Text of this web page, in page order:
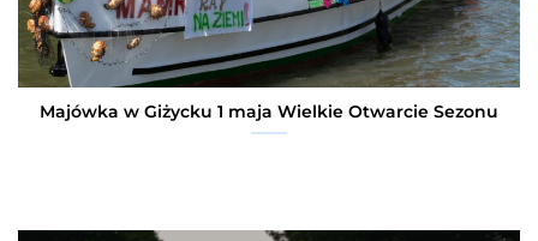
Majówka w Giżycku 1 maja Wielkie Otwarcie Sezonu